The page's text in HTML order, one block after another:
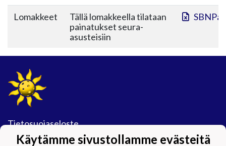
Lomakkeet
Tällä lomakkeella tilataan
painatukset seura-
asusteisiin
Tietosuojaseloste
Käytämme sivustollamme evästeitä